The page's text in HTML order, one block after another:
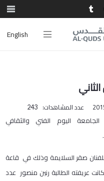
English
عدد المشاهدات: 243
اليوم الفني والثقافي
صقر السلايمة وذلك في قاعة
عريفته الطالبة رنين منصور عدد